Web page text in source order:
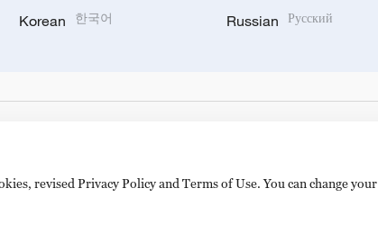
Korean 한국어 Russian Русский
revised Privacy Policy and Terms of Use. You can change your